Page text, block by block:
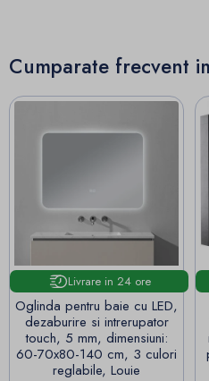
Cumparate frecvent
Livrare in 24 ore
Oglinda pentru baie cu LED,
dezaburire si intrerupator
touch, 5 mm, dimensiuni:
60-70x80-140 cm, 3 culori
reglabile, Louie